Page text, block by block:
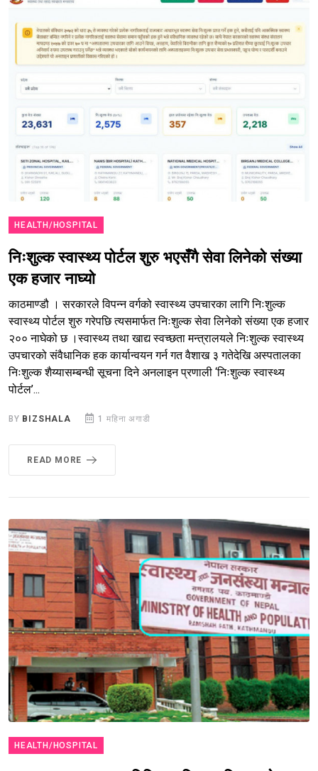
HEALTH/HOSPITAL
निःशुल्क स्वास्थ्य पोर्टल शुरु भएसँगै सेवा लिनेको संख्या
एक हजार नाघ्यो
काठमाण्डौ । सरकारले विपन्न वर्गको स्वास्थ्य उपचारका लागि निःशुल्क
स्वास्थ्य पोर्टल शुरु गरेपछि त्यसमार्फत निःशुल्क सेवा लिनेको संख्या एक हजार
२०० नाघेको छ ।स्वास्थ्य तथा खाद्य स्वच्छता मन्त्रालयले निःशुल्क स्वास्थ्य
उपचारको संवैधानिक हक कार्यान्वयन गर्न गत वैशाख ३ गतेदेखि अस्पतालका
निःशुल्क शैय्यासम्बन्धी सूचना दिने अनलाइन प्रणाली ‘निःशुल्क स्वास्थ्य
पोर्टल’...
BY BIZSHALA 1 महिना अगाडी
READ MORE
HEALTH/HOSPITAL